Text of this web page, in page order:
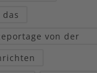
von der